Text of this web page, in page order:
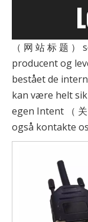
（ 网 站 标 题
producent og
bestået de
kan være helt
egen Intent （
også kontakte